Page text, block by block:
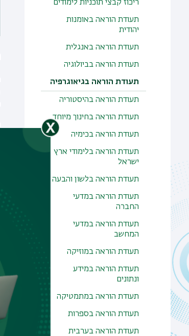
ריכוז קבצי תוכניות לימודים
תעודת הוראה באומנות
יהודית
תעודת הוראה באנגלית
תעודת הוראה בביולוגיה
תעודת הוראה בגיאוגרפיה
תעודת הוראה בהיסטוריה
תעודת הוראה בחינוך מיוחד
תעודת הוראה בכימיה
תעודת הוראה בלימודי ארץ
ישראל
תעודת הוראה בלשון והבעה
תעודת הוראה במדעי
החברה
תעודת הוראה במדעי
המחשב
תעודת הוראה במוזיקה
תעודת הוראה במידע
ונתונים
תעודת הוראה במתמטיקה
תעודת הוראה בספרות
תעודת הוראה בערבית